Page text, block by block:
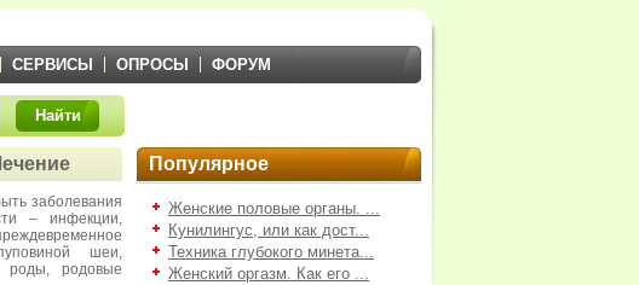
СЕРВИСЫ ОПРОСЫ ФОРУМ
Найти
заболевания
– инфекции,
шеи,
роды, родовые
Популярное
Женские половые органы. ...
Кунилингус, или как дост...
Техника глубокого минета...
Женский оргазм. Как его ...